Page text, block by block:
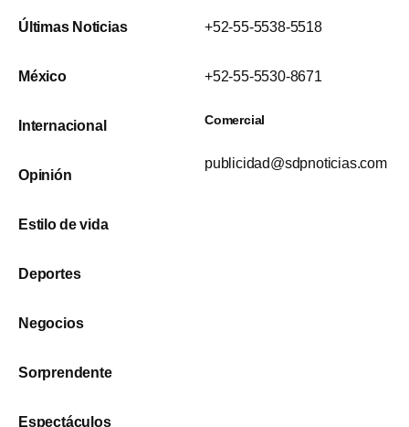
Últimas Noticias
México
Internacional
Opinión
Estilo de vida
Deportes
Negocios
Sorprendente
Espectáculos
+52-55-5538-5518
+52-55-5530-8671
Comercial
publicidad@sdpnoticias.com